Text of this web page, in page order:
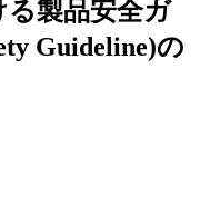
る製品安全ガ
Guideline)の